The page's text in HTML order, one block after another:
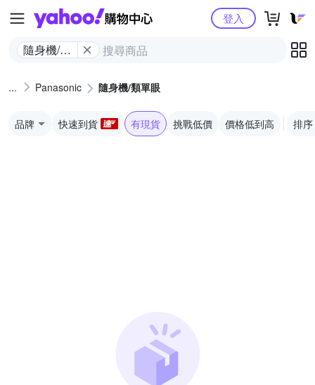
Yahoo購物中心
隨身機/類
登入
Panasonic 隨身機/類單眼
品牌 快速到貨 有現貨 挑戰低價 價格低到高 排序